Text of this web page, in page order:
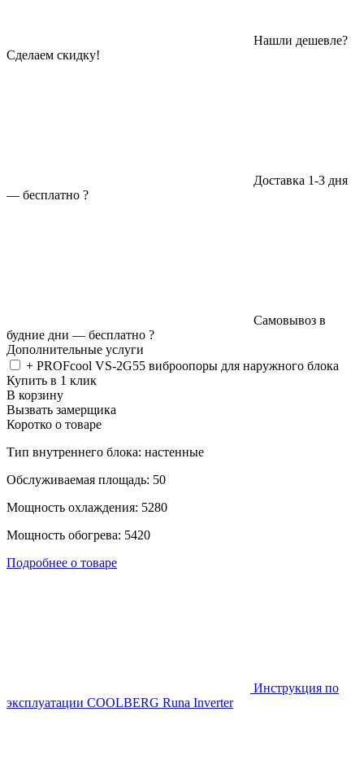
Нашли дешевле?
Сделаем скидку!
Доставка 1-3 дня
— бесплатно ?
Самовывоз в
будние дни — бесплатно ?
Дополнительные услуги
+ PROFcool VS-2G55 виброопоры для наружного блока
Купить в 1 клик
В корзину
Вызвать замерщика
Коротко о товаре
Тип внутреннего блока: настенные
Обслуживаемая площадь: 50
Мощность охлаждения: 5280
Мощность обогрева: 5420
Подробнее о товаре
Инструкция по
эксплуатации COOLBERG Runa Inverter